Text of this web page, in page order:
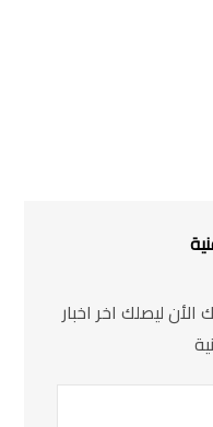
الأن ليصلك اخر اخبار